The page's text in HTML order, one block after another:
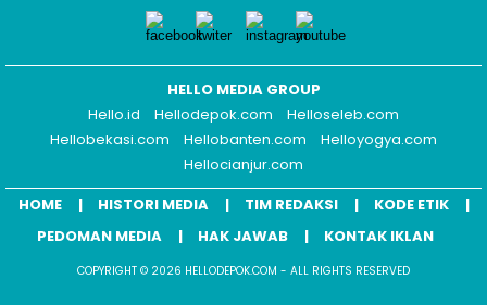
HELLO MEDIA GROUP
Hello.id
Hellodepok.com
Helloseleb.com
Hellobekasi.com
Hellobanten.com
Helloyogya.com
Hellocianjur.com
HOME
HISTORI MEDIA TIM REDAKSI
KODE ETIK
PEDOMAN MEDIA
HAK JAWAB KONTAK IKLAN
COPYRIGHT © 2026 HELLODEPOK.COM - ALL RIGHTS RESERVED